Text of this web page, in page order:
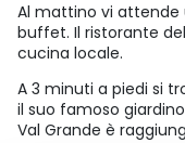
Al mattino vi attende
buffet. Il ristorante
cucina locale.
A 3 minuti a piedi si
il suo famoso
Val Grande è